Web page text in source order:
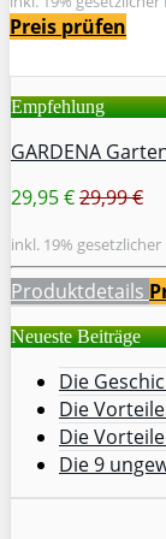
Preis prüfen
Empfehlung
GARDENA
29,95 €29,99 €
inkl. 19%
Produktdetails
Neueste Beiträge
Die
Die
Die
Die 9